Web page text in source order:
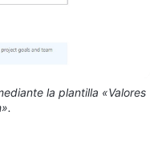
la plantilla «Valores